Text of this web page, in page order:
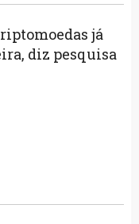
já
diz pesquisa